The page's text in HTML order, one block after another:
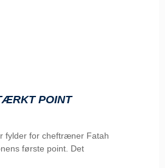
POINT
fylder for cheftræner Fatah
første point. Det